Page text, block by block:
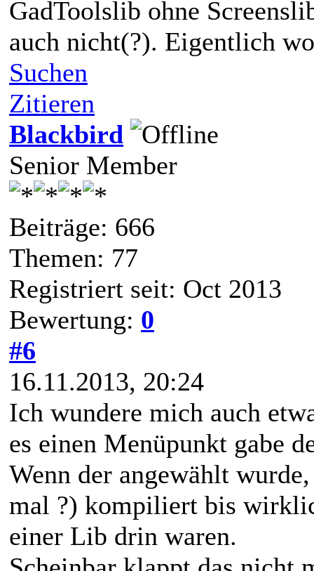
GadToolslib ohne
auch nicht(?). Eigentlich
Suchen
Zitieren
Blackbird
Senior Member
Beiträge: 666
Themen: 77
Registriert seit: Oct 2013
Bewertung: 0
#6
16.11.2013, 20:24
Ich wundere mich auch
es einen Menüpunkt gabe
Wenn der angewählt
mal ?) kompiliert bis
einer Lib drin waren.